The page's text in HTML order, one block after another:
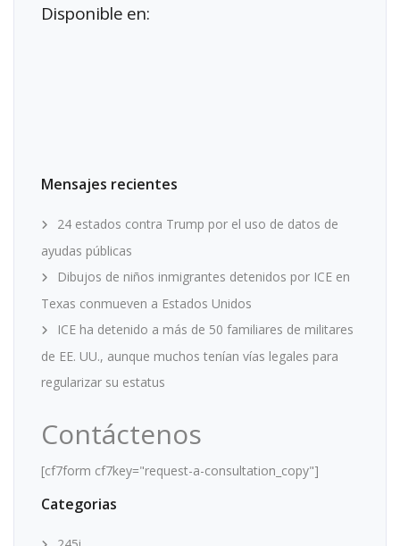
Disponible en:
Mensajes recientes
24 estados contra Trump por el uso de datos de
ayudas públicas
Dibujos de niños inmigrantes detenidos por ICE en
Texas conmueven a Estados Unidos
ICE ha detenido a más de 50 familiares de militares
de EE. UU., aunque muchos tenían vías legales para
regularizar su estatus
Contáctenos
[cf7form cf7key="request-a-consultation_copy"]
Categorias